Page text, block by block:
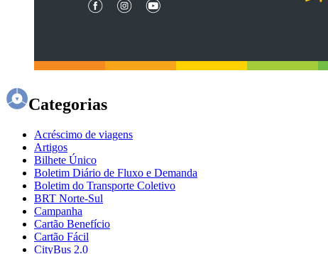
Categorias
Acréscimo de viagens
Artigos
Bilhete Único
Boletim Diário de Fluxo e Demanda
Boletim do Transporte Coletivo
BRT Norte-Sul
Campanha
Cartão Benefício
Cartão Fácil
CityBus 2.0